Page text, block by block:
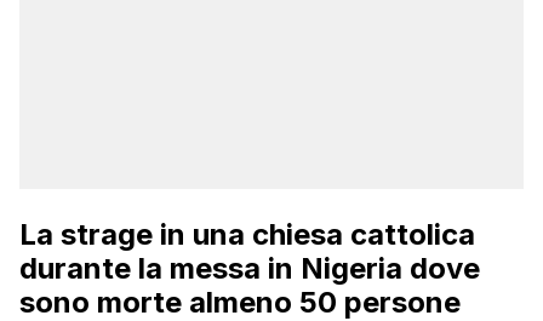
La strage in una chiesa cattolica
durante la messa in Nigeria dove
sono morte almeno 50 persone